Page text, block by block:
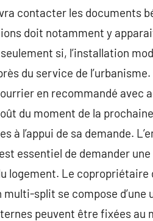
contacter les documents
doit notamment y
si, l’installation
du service de
en recommandé avec
du moment de la
l’appui de sa demande.
essentiel de demander
logement. Le
split se compose d’une
peuvent être fixées au